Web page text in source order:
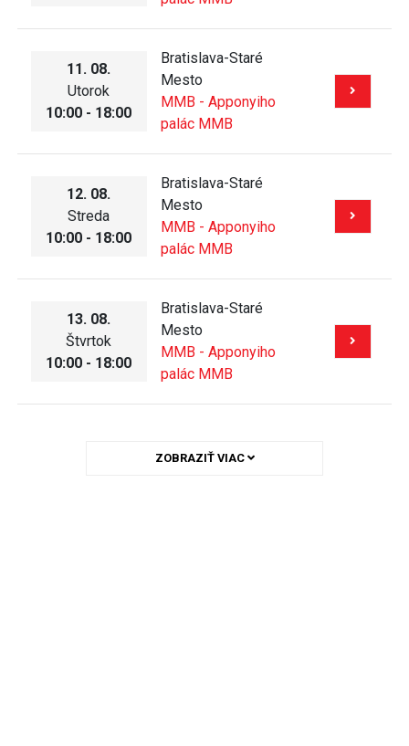
11. 08.
Utorok
10:00 - 18:00
Bratislava-Staré
Mesto
MMB - Apponyiho
palác MMB
12. 08.
Streda
10:00 - 18:00
Bratislava-Staré
Mesto
MMB - Apponyiho
palác MMB
13. 08.
Štvrtok
10:00 - 18:00
Bratislava-Staré
Mesto
MMB - Apponyiho
palác MMB
ZOBRAZIŤ VIAC